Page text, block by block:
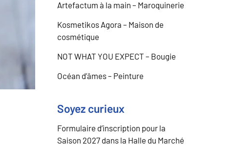
Artefactum à la main – Maroquinerie
Kosmetikos Agora – Maison de
cosmétique
NOT WHAT YOU EXPECT – Bougie
Océan d’âmes – Peinture
Soyez curieux
Formulaire d’inscription pour la
Saison 2027 dans la Halle du Marché